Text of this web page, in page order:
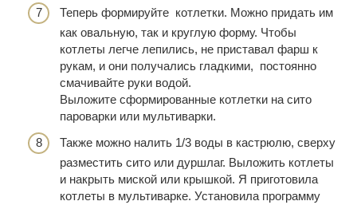
Теперь формируйте котлетки. Можно придать им
как овальную, так и круглую форму. Чтобы
котлеты легче лепились, не приставал фарш к
рукам, и они получались гладкими, постоянно
смачивайте руки водой.
Выложите сформированные котлетки на сито
пароварки или мультиварки.
Также можно налить 1/3 воды в кастрюлю, сверху
разместить сито или дуршлаг. Выложить котлеты
и накрыть миской или крышкой. Я приготовила
котлеты в мультиварке. Установила программу